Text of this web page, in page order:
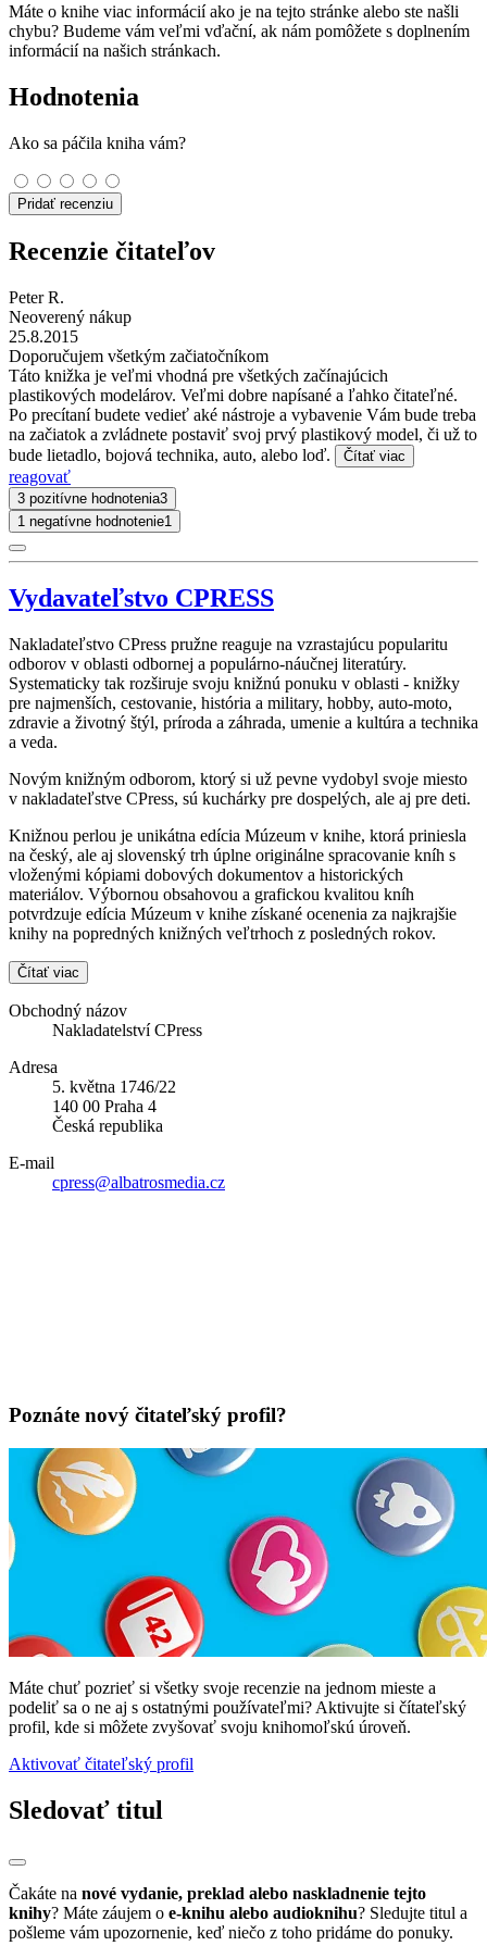
Máte o knihe viac informácií ako je na tejto stránke alebo ste našli
chybu? Budeme vám veľmi vďační, ak nám pomôžete s doplnením
informácií na našich stránkach.
Hodnotenia
Ako sa páčila kniha vám?
Pridať recenziu
Recenzie čitateľov
Peter R.
Neoverený nákup
25.8.2015
Doporučujem všetkým začiatočníkom
Táto knižka je veľmi vhodná pre všetkých začínajúcich
plastikových modelárov. Veľmi dobre napísané a ľahko čitateľné.
Po precítaní budete vedieť aké nástroje a vybavenie Vám bude treba
na začiatok a zvládnete postaviť svoj prvý plastikový model, či už to
bude lietadlo, bojová technika, auto, alebo loď.
Čítať viac
reagovať
3 pozitívne hodnotenia3
1 negatívne hodnotenie1
Vydavateľstvo CPRESS
Nakladateľstvo CPress pružne reaguje na vzrastajúcu popularitu
odborov v oblasti odbornej a populárno-náučnej literatúry.
Systematicky tak rozširuje svoju knižnú ponuku v oblasti - knižky
pre najmenších, cestovanie, história a military, hobby, auto-moto,
zdravie a životný štýl, príroda a záhrada, umenie a kultúra a technika
a veda.
Novým knižným odborom, ktorý si už pevne vydobyl svoje miesto
v nakladateľstve CPress, sú kuchárky pre dospelých, ale aj pre deti.
Knižnou perlou je unikátna edícia Múzeum v knihe, ktorá priniesla
na český, ale aj slovenský trh úplne originálne spracovanie kníh s
vloženými kópiami dobových dokumentov a historických
materiálov. Výbornou obsahovou a grafickou kvalitou kníh
potvrdzuje edícia Múzeum v knihe získané ocenenia za najkrajšie
knihy na popredných knižných veľtrhoch z posledných rokov.
Čítať viac
Obchodný názov
Nakladatelství CPress
Adresa
5. května 1746/22
140 00 Praha 4
Česká republika
E-mail
cpress@albatrosmedia.cz
Poznáte nový čitateľský profil?
Máte chuť pozrieť si všetky svoje recenzie na jednom mieste a
podeliť sa o ne aj s ostatnými používateľmi? Aktivujte si čítateľský
profil, kde si môžete zvyšovať svoju knihomoľskú úroveň.
Aktivovať čitateľský profil
Sledovať titul
Čakáte na nové vydanie, preklad alebo naskladnenie tejto
knihy? Máte záujem o e-knihu alebo audioknihu? Sledujte titul a
pošleme vám upozornenie, keď niečo z toho pridáme do ponuky.